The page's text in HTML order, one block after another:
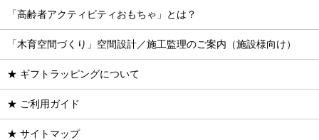
「高齢者アクティビティおもちゃ」とは？
「木育空間づくり」空間設計／施工監理のご案内（施設様向け）
★ ギフトラッピングについて
★ ご利用ガイド
★ サイトマップ